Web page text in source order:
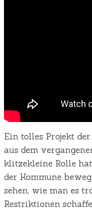
Ein tolles Projekt
aus dem
klitzekleine Rolle
der Kommune
sehen, wie man es
Restriktionen